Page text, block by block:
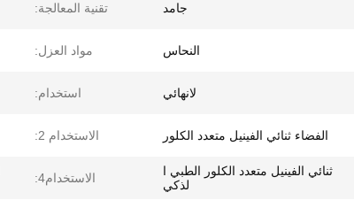
جامد تقنية المعالجة:
النحاس مواد العزل:
لانهائي استخدام:
الفضاء ثنائي الفينيل متعدد الكلور الاستخدام 2:
ثنائي الفينيل متعدد الكلور الطبي ا
لذكي
الاستخدام4: